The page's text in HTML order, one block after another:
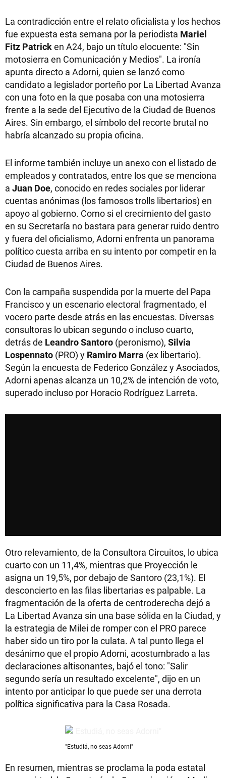
La contradicción entre el relato oficialista y los hechos
fue expuesta esta semana por la periodista Mariel
Fitz Patricken A24, bajo un título elocuente: "Sin
motosierra en Comunicación y Medios". La ironía
apunta directo a Adorni, quien se lanzó como
candidato a legislador porteño por La Libertad Avanza
con una foto en la que posaba con una motosierra
frente a la sede del Ejecutivo de la Ciudad de Buenos
Aires. Sin embargo, el símbolo del recorte brutal no
habría alcanzado su propia oficina.
El informe también incluye un anexo con el listado de
empleados y contratados, entre los que se menciona
a Juan Doe, conocido en redes sociales por liderar
cuentas anónimas (los famosos trolls libertarios) en
apoyo al gobierno. Como si el crecimiento del gasto
en su Secretaría no bastara para generar ruido dentro
y fuera del oficialismo, Adorni enfrenta un panorama
político cuesta arriba en su intento por competir en la
Ciudad de Buenos Aires.
Con la campaña suspendida por la muerte del Papa
Francisco y un escenario electoral fragmentado, el
vocero parte desde atrás en las encuestas. Diversas
consultoras lo ubican segundo o incluso cuarto,
detrás de Leandro Santoro (peronismo), Silvia
Lospennato (PRO) y Ramiro Marra (ex libertario).
Según la encuesta de Federico González y Asociados,
Adorni apenas alcanza un 10,2% de intención de voto,
superado incluso por Horacio Rodríguez Larreta.
Otro relevamiento, de la Consultora Circuitos, lo ubica
cuarto con un 11,4%, mientras que Proyección le
asigna un 19,5%, por debajo de Santoro (23,1%). El
desconcierto en las filas libertarias es palpable. La
fragmentación de la oferta de centroderecha dejó a
La Libertad Avanza sin una base sólida en la Ciudad, y
la estrategia de Milei de romper con el PRO parece
haber sido un tiro por la culata. A tal punto llega el
desánimo que el propio Adorni, acostumbrado a las
declaraciones altisonantes, bajó el tono: "Salir
segundo sería un resultado excelente", dijo en un
intento por anticipar lo que puede ser una derrota
política significativa para la Casa Rosada.
"Estudiá, no seas Adorni"
En resumen, mientras se proclama la poda estatal